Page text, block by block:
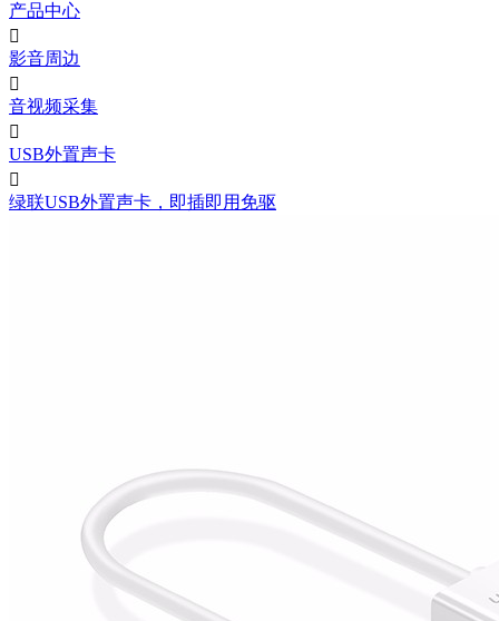
产品中心

影音周边

音视频采集

USB外置声卡

绿联USB外置声卡，即插即用免驱